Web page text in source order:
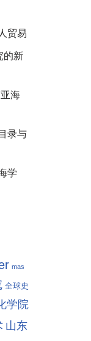
贸易
的新
海
录与
学
mas
全球史
学院
山东